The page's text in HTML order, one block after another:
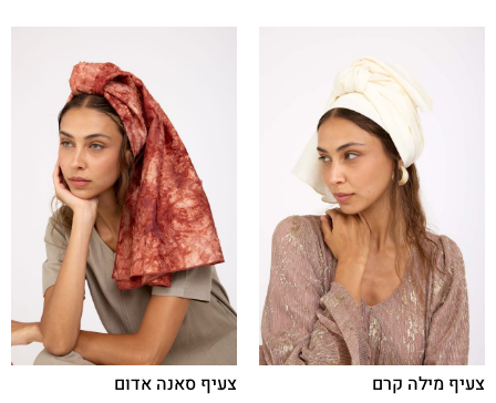
צעיף מילה קרם צעיף סאנה אדום